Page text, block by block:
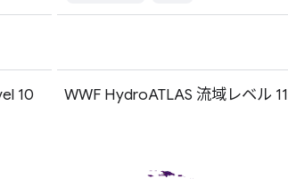
10 WWF HydroATLAS 流域レベル 11